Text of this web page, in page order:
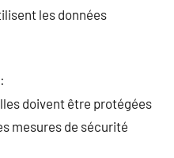
les données
doivent être protégées
mesures de sécurité